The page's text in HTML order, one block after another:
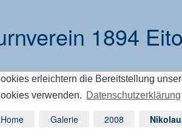
1894
erleichtern die Bereitstellung
verwenden. Datenschutzerklärung
Home Galerie 2008